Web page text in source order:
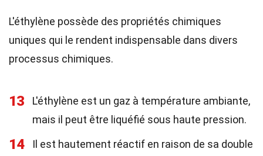
L'éthylène possède des propriétés chimiques
uniques qui le rendent indispensable dans divers
processus chimiques.
13
L'éthylène est un gaz à température ambiante,
mais il peut être liquéfié sous haute pression.
14
Il est hautement réactif en raison de sa double